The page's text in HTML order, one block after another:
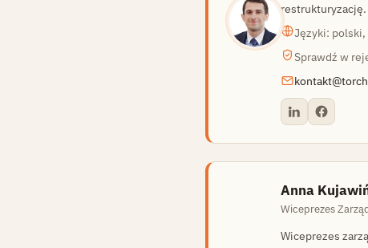
PT
restrukturyzację.
Języki:
Sprawdź w
Anna
Wiceprezes
Wiceprezes